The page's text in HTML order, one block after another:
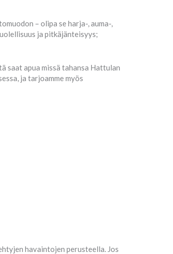
– olipa se harja-, auma-,
ja pitkäjänteisyys;
saat apua missä tahansa Hattulan
ja tarjoamme myös
havaintojen perusteella. Jos